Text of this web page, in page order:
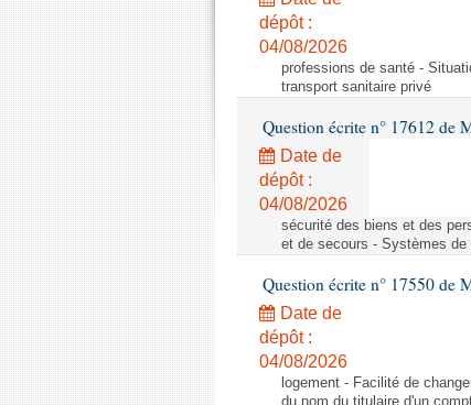
dépôt :
04/08/2026
professions de santé -
transport sanitaire privé
Question écrite n° 17612 de
Date de
dépôt :
04/08/2026
sécurité des biens et des
et de secours - Systèmes de
Question écrite n° 17550 de
Date de
dépôt :
04/08/2026
logement - Facilité de
du nom du titulaire d'un